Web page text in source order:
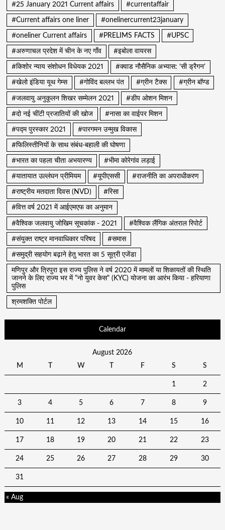
#25 January 2021 Current affairs #currentaffair
#Current affairs one liner #onelinercurrent23january
#oneliner Current affairs #PRELIMS FACTS #UPSC
#अरुणाचल प्रदेश में चीन के नए गाँव #इबोला वायरस
#किशोर न्याय संशोधन विधेयक 2021 #क्वाड नौसैनिक अभ्यास: ‘सी ड्रैगन’
#खेलो इंडिया यूथ गेम्स #गोविंद बल्लभ पंत #ग्रीन टैक्स #ग्रीन बॉण्ड
#जलवायु अनुकूलन शिखर सम्मेलन 2021 #डीप ओशन मिशन
#दो नई चींटी प्रजातियों की खोज #नासा का वाईपर मिशन
#पद्म पुरस्कार 2021 #पारगमन उन्मुख विकास
#फिलिस्तीनियों के साथ संबंध-बहाली की घोषणा
#भारत का पहला चीता अभयारण्य #भीमा कोरेगांव लड़ाई
#यातायात उल्लंघन प्रीमियम #यूपीएससी #राजनीति का अपराधीकरण
#राष्ट्रीय मतदाता दिवस (NVD) #रिसा
#वित्त वर्ष 2021 में आईएमएफ का अनुमान
#वैश्विक जलवायु जोखिम सूचकांक - 2021 #वैश्विक लैंगिक अंतराल रिपोर्ट
#संयुक्त राष्ट्र मानवाधिकार परिषद #समास
#समुद्री सहयोग बढ़ाने हेतु भारत का 5 सूत्री एजेंडा
मणिपुर और त्रिपुरा इस राज्य पुलिस ने वर्ष 2020 में मामलों या शिकायतों की स्थिति
जानने के लिए राज्य भर में "नो युवर केस" (KYC) योजना का आरंभ किया - हरियाणा
पुलिस
श्रमशक्ति पोर्टल
Calendar
August 2026
M
T W T F S S
1 2
3 4 5 6 7 8 9
10 11 12 13 14 15 16
17 18 19 20 21 22 23
24 25 26 27 28 29 30
31
« Aug